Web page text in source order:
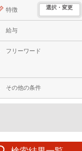
特徴 選択・変更
給与
フリーワード
その他の条件